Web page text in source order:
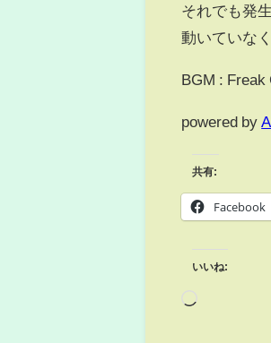
それでも発
動いていな
BGM : Freak
powered by
共有:
Facebook
いいね: